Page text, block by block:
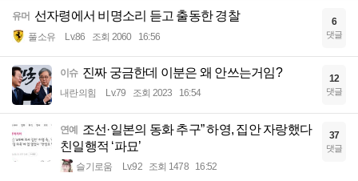
유머 선자령에서 비명소리 듣고 출동한 경찰
풀소유 Lv.86 조회 2060 16:56
6
댓글
이슈 진짜 궁금한데 이분은 왜 안쓰는거임?
내란의힘 Lv.79 조회 2023 16:54
12
댓글
연예 조선·일본의 동화 추구” 하영, 집안 자랑했다
친일행적 ‘파묘’
슬기로움 Lv.92 조회 1478 16:52
37
댓글